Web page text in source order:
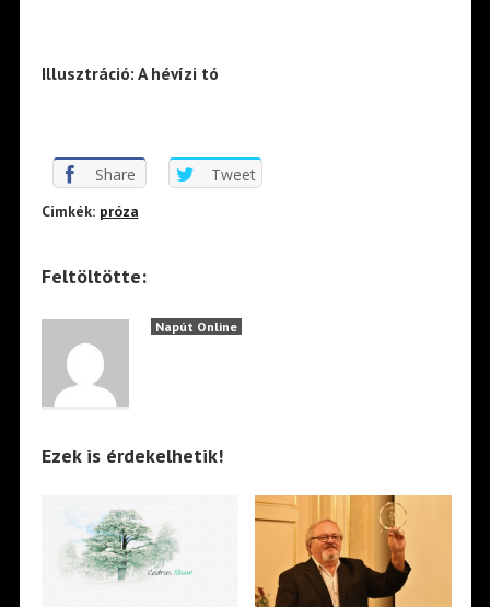
Illusztráció: A hévízi tó
Share Tweet
Cimkék: próza
Feltöltötte:
Napút Online
Ezek is érdekelhetik!